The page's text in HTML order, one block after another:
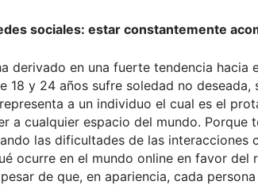
sociales: estar constantemente
derivado en una fuerte tendencia
18 y 24 años sufre soledad no
a un individuo el cual es el
a cualquier espacio del mundo.
las dificultades de las interacciones
ocurre en el mundo online en favor del
de que, en apariencia, cada